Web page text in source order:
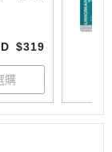
$319